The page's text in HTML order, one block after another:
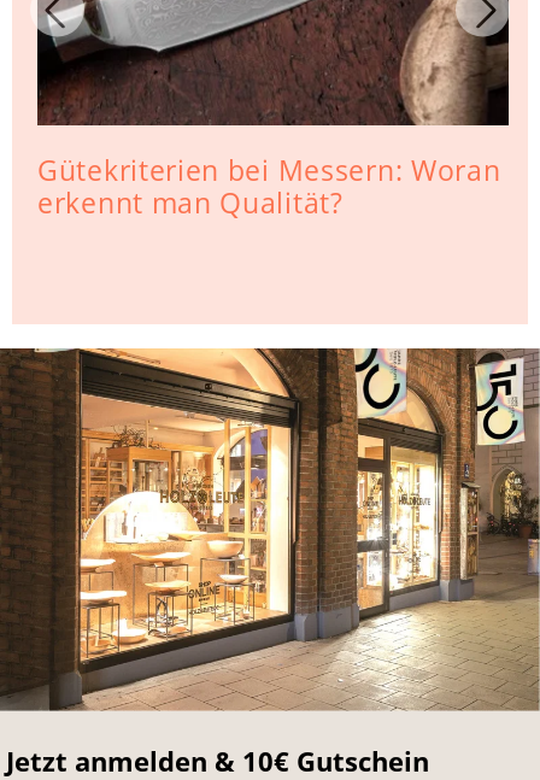
Gütekriterien bei Messern: Woran
erkennt man Qualität?
Jetzt anmelden & 10€ Gutschein